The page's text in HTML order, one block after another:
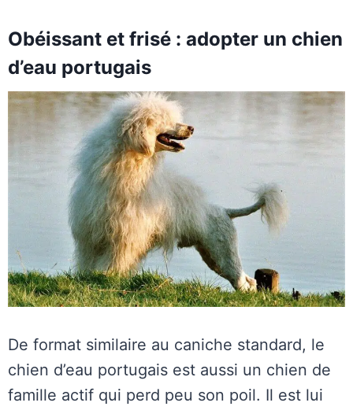
Obéissant et frisé : adopter un chien
d’eau portugais
De format similaire au caniche standard, le
chien d’eau portugais est aussi un chien de
famille actif qui perd peu son poil. Il est lui